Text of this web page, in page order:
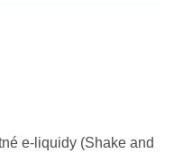
e-liquidy (Shake and